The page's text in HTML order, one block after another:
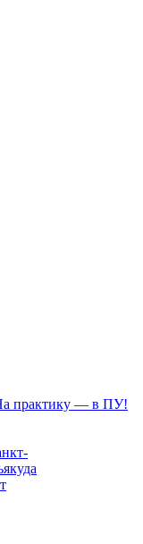
практику — в ПУ!
куда